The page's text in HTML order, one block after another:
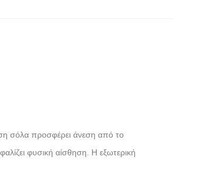
σόλα προσφέρει άνεση από το
φυσική αίσθηση. Η εξωτερική